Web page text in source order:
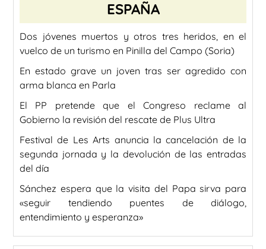
ESPAÑA
Dos jóvenes muertos y otros tres heridos, en el
vuelco de un turismo en Pinilla del Campo (Soria)
En estado grave un joven tras ser agredido con
arma blanca en Parla
El PP pretende que el Congreso reclame al
Gobierno la revisión del rescate de Plus Ultra
Festival de Les Arts anuncia la cancelación de la
segunda jornada y la devolución de las entradas
del día
Sánchez espera que la visita del Papa sirva para
«seguir tendiendo puentes de diálogo,
entendimiento y esperanza»